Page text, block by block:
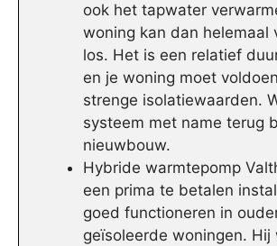
ook het tapwater
woning kan dan helemaal
los. Het is een relatief
en je woning moet
strenge isolatiewaarden.
systeem met name terug
nieuwbouw.
Hybride warmtepomp
een prima te betalen
goed functioneren in
geïsoleerde woningen. Hij